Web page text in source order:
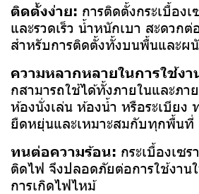
ติดตั้งง่าย: การติดตั้งกระเบื้อง
และรวดเร็ว น้ำหนักเบา สะดวก
สำหรับการติดตั้งทั้งบนพื้นและผ
ความหลากหลายในการใช้งา
กสามารถใช้ได้ทั้งภายในและภ
ห้องนั่งเล่น ห้องน้ำ หรือระเบียง
ยืดหยุ่นและเหมาะสมกับทุกพื้นที่
ทนต่อความร้อน: กระเบื้องเซ
ติดไฟ จึงปลอดภัยต่อการใช้งาน
การเกิดไฟไหม้